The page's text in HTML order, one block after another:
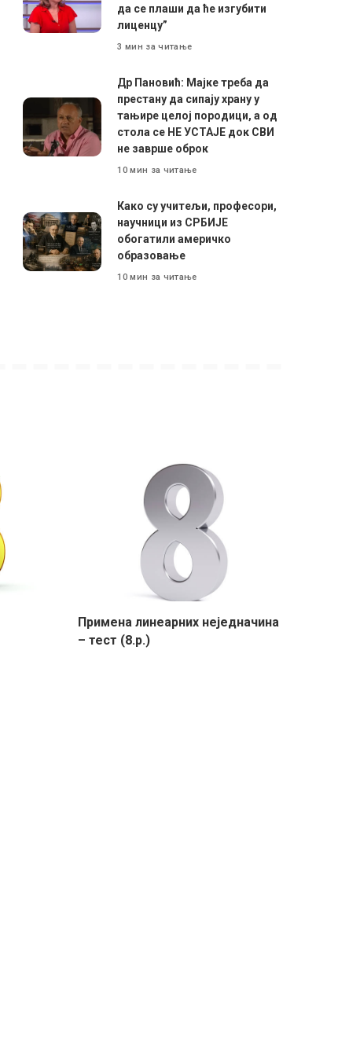
да се плаши да ће изгубити
лиценцу”
3 мин за читање
Др Пановић: Мајке треба да
престану да сипају храну у
тањире целој породици, а од
стола се НЕ УСТАЈЕ док СВИ
не заврше оброк
10 мин за читање
Како су учитељи, професори,
научници из СРБИЈЕ
обогатили америчко
образовање
10 мин за читање
Примена линеарних неједначина
– тест (8.р.)